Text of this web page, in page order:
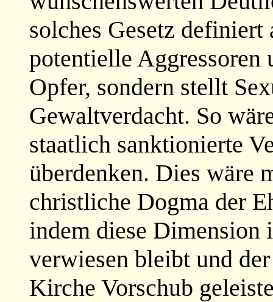
solches Gesetz
potentielle Aggressoren
Opfer, sondern stellt
Gewaltverdacht. So
staatlich sanktionierte
überdenken. Dies wäre
christliche Dogma der
indem diese Dimension
verwiesen bleibt und
Kirche Vorschub